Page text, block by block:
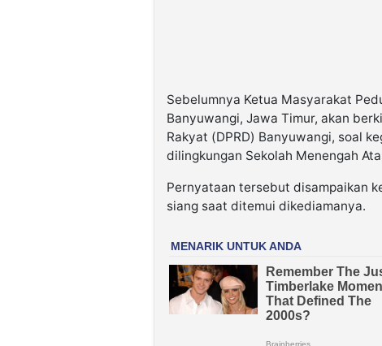
Sebelumnya Ketua Masyarakat
Banyuwangi, Jawa Timur, akan
Rakyat (DPRD) Banyuwangi, soal
dilingkungan Sekolah Menengah
Pernyataan tersebut disampaikan
siang saat ditemui dikediamanya.